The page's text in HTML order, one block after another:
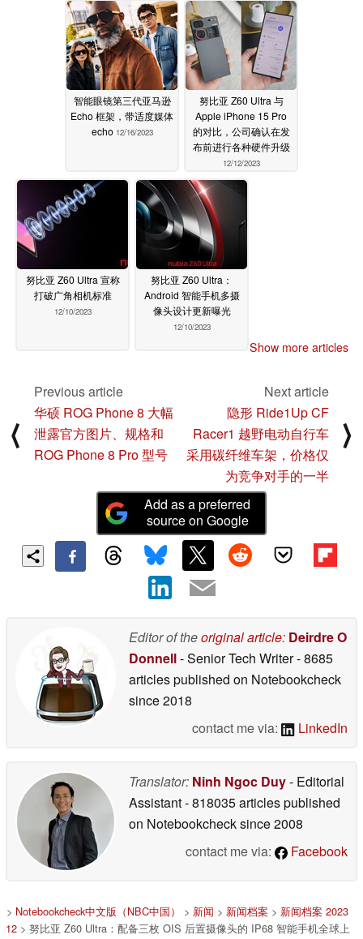
智能眼镜第三代亚马逊
Echo 框架，带适度媒体
echo 12/16/2023
努比亚 Z60 Ultra 与
Apple iPhone 15 Pro
的对比，公司确认在发
布前进行各种硬件升级
12/12/2023
努比亚 Z60 Ultra 宣称
打破广角相机标准
12/10/2023
努比亚 Z60 Ultra：
Android 智能手机多摄
像头设计更新曝光
12/10/2023
Show more articles
⟨
Previous article
华硕 ROG Phone 8 大幅
泄露官方图片、规格和
ROG Phone 8 Pro 型号
Next article
隐形 Ride1Up CF
Racer1 越野电动自行车
采用碳纤维车架，价格仅
为竞争对手的一半
⟩
Add as a preferred
source on Google
Editor of theoriginal article: Deirdre O
Donnell- Senior Tech Writer- 8685
articles published on Notebookcheck
since 2018
contact me via:
LinkedIn
Translator: Ninh Ngoc Duy- Editorial
Assistant- 818035 articles published
on Notebookchecksince 2008
contact me via:
Facebook
> Notebookcheck中文版（NBC中国） > 新闻 > 新闻档案 > 新闻档案 2023
12> 努比亚 Z60 Ultra：配备三枚 OIS 后置摄像头的 IP68 智能手机全球上